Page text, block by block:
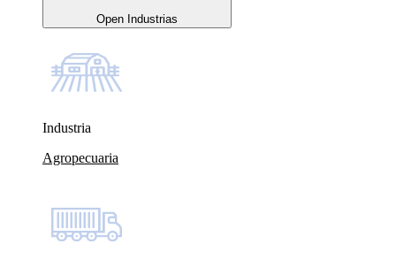
Open Industrias
Industria
Agropecuaria